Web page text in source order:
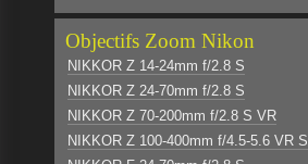
Objectifs Zoom Nikon
NIKKOR Z 14-24mm f/2.8 S
NIKKOR Z 24-70mm f/2.8 S
NIKKOR Z 70-200mm f/2.8 S VR
NIKKOR Z 100-400mm f/4.5-5.6 VR S